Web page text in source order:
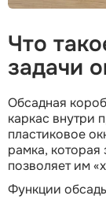
Что
задачи
Обсадная
каркас внутри
пластиковое
рамка, которая
позволяет им
Функции